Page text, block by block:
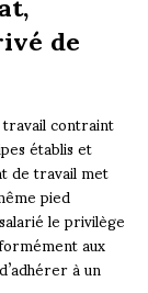
de
contraint
établis et
de travail met
pied
le privilège
aux
à un